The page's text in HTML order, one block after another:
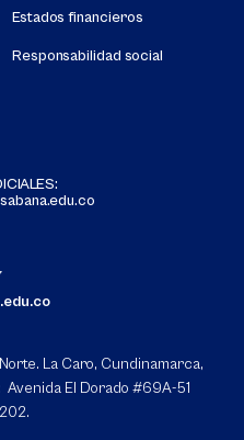
Estados financieros
Responsabilidad social
La Caro, Cundinamarca,
El Dorado #69A-51